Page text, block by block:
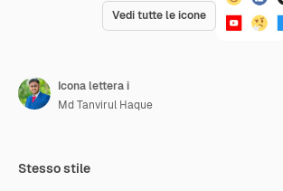
Vedi tutte le icone
Icona lettera i
Md Tanvirul Haque
Stesso stile